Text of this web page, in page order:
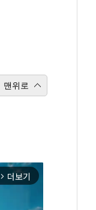
맨위로
arrow_forward_ios 더보기